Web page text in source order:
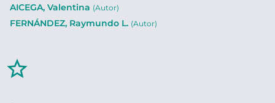
AICEGA, Valentina (Autor)
FERNÁNDEZ, Raymundo L. (Autor)
star_border